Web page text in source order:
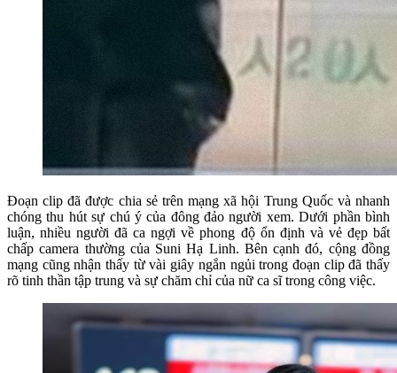
Đoạn clip đã được chia sẻ trên mạng xã hội Trung Quốc và nhanh
chóng thu hút sự chú ý của đông đảo người xem. Dưới phần bình
luận, nhiều người đã ca ngợi về phong độ ổn định và vẻ đẹp bất
chấp camera thường của Suni Hạ Linh. Bên cạnh đó, cộng đồng
mạng cũng nhận thấy từ vài giây ngắn ngủi trong đoạn clip đã thấy
rõ tinh thần tập trung và sự chăm chỉ của nữ ca sĩ trong công việc.